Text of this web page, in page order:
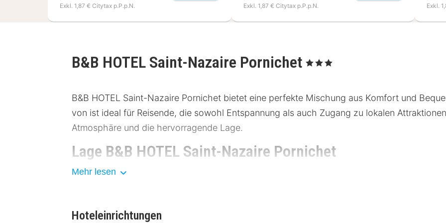
Exkl. 1,87 € Citytax p.P.p.N. Exkl. 1,87 € Citytax p.P.p.N. Exkl.
B&B HOTEL Saint-Nazaire Pornichet , 3 Sterne
B&B HOTEL Saint-Nazaire Pornichet bietet eine perfekte Mischung aus Komfort und
von ist ideal für Reisende, die sowohl Entspannung als auch Zugang zu lokalen
Atmosphäre und die hervorragende Lage.
Lage B&B HOTEL Saint-Nazaire Pornichet
Das B&B HOTEL Saint-Nazaire Pornichet liegt nur wenige Minuten vom Stadtzentrum
Parkplätzen, ist das Hotel leicht erreichbar.
Mehr lesen
Hoteleinrichtungen